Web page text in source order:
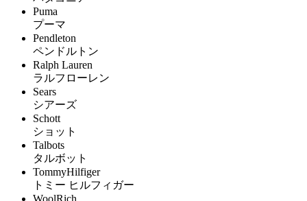
Puma
プーマ
Pendleton
ペンドルトン
Ralph Lauren
ラルフローレン
Sears
シアーズ
Schott
ショット
Talbots
タルボット
TommyHilfiger
トミー ヒルフィガー